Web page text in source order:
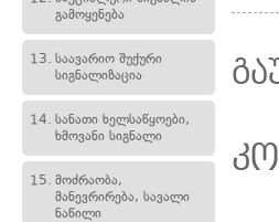
გამოყენება
13. საავარიო შუქური
სიგნალიზაცია
14. სანათი ხელსაწყოები,
ხმოვანი სიგნალი
15. მოძრაობა,
მანევრირება, სავალი
ნაწილი